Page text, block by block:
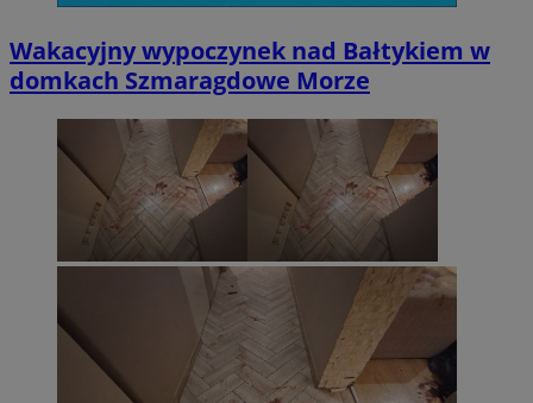
Wakacyjny wypoczynek nad Bałtykiem w
domkach Szmaragdowe Morze